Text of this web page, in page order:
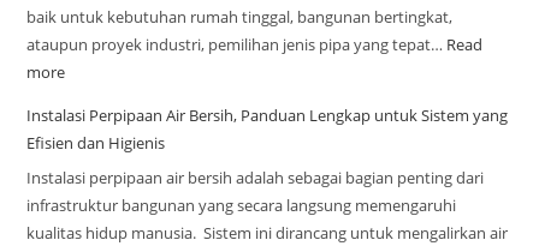
baik untuk kebutuhan rumah tinggal, bangunan bertingkat,
ataupun proyek industri, pemilihan jenis pipa yang tepat… Read
more
Instalasi Perpipaan Air Bersih, Panduan Lengkap untuk Sistem yang
Efisien dan Higienis
Instalasi perpipaan air bersih adalah sebagai bagian penting dari
infrastruktur bangunan yang secara langsung memengaruhi
kualitas hidup manusia. Sistem ini dirancang untuk mengalirkan air